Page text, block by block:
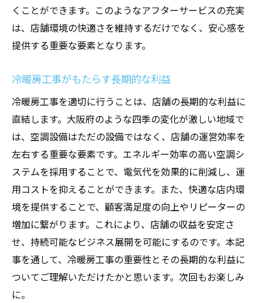
くことができます。このようなアフターサービスの充実
は、店舗環境の快適さを維持するだけでなく、安心感を
提供する重要な要素となります。
冷暖房工事がもたらす長期的な利益
冷暖房工事を適切に行うことは、店舗の長期的な利益に
直結します。大阪府のような四季の変化が激しい地域で
は、空調設備はただの設備ではなく、店舗の運営効率を
左右する重要な要素です。エネルギー効率の高い空調シ
ステムを採用することで、電気代を効果的に削減し、運
用コストを抑えることができます。また、快適な店内環
境を提供することで、顧客満足度の向上やリピーターの
増加に繋がります。これにより、店舗の収益を安定さ
せ、持続可能なビジネス展開を可能にするのです。本記
事を通して、冷暖房工事の重要性とその長期的な利益に
ついてご理解いただけたかと思います。次回もお楽しみ
に。